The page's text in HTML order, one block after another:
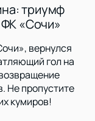
триумф
«Сочи»
вернулся
гол на
Не пропустите
кумиров!